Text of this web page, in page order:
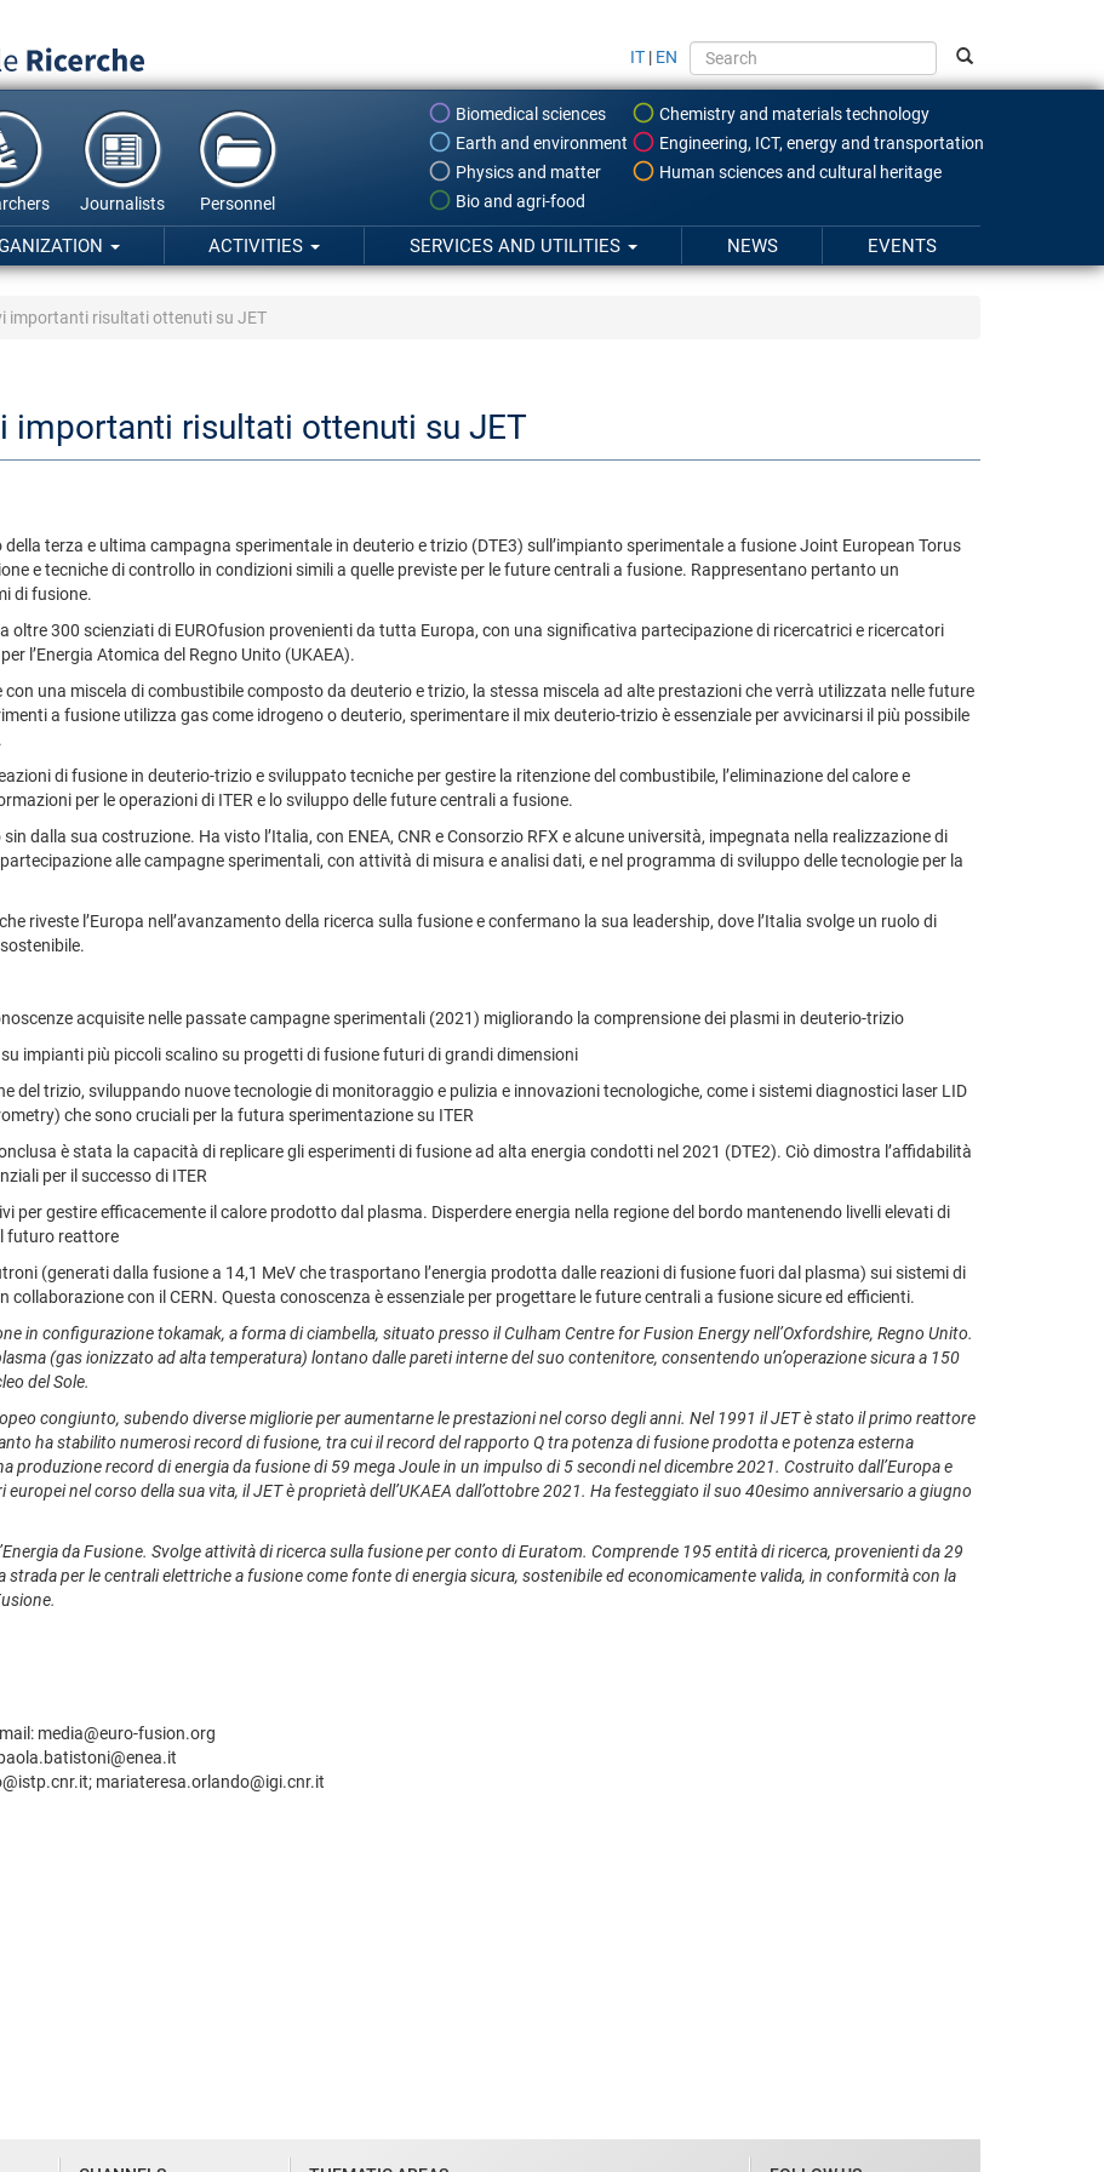
IT | EN
Biomedical sciences
Chemistry and materials technology
Earth and environment
Engineering, ICT, energy and transportation
Physics and matter
Human sciences and cultural heritage
Bio and agri-food
Journalists Personnel
ACTIVITIES SERVICES AND UTILITIES NEWS EVENTS
importanti risultati ottenuti su JET
importanti risultati ottenuti su JET
terza e ultima campagna sperimentale in deuterio e trizio (DTE3) sull’impianto sperimentale a fusione Joint European Torus
e tecniche di controllo in condizioni simili a quelle previste per le future centrali a fusione. Rappresentano pertanto un
di fusione.
oltre 300 scienziati di EUROfusion provenienti da tutta Europa, con una significativa partecipazione di ricercatrici e ricercatori
l’Energia Atomica del Regno Unito (UKAEA).
una miscela di combustibile composto da deuterio e trizio, la stessa miscela ad alte prestazioni che verrà utilizzata nelle future
a fusione utilizza gas come idrogeno o deuterio, sperimentare il mix deuterio-trizio è essenziale per avvicinarsi il più possibile
di fusione in deuterio-trizio e sviluppato tecniche per gestire la ritenzione del combustibile, l’eliminazione del calore e
per le operazioni di ITER e lo sviluppo delle future centrali a fusione.
dalla sua costruzione. Ha visto l’Italia, con ENEA, CNR e Consorzio RFX e alcune università, impegnata nella realizzazione di
alle campagne sperimentali, con attività di misura e analisi dati, e nel programma di sviluppo delle tecnologie per la
riveste l’Europa nell’avanzamento della ricerca sulla fusione e confermano la sua leadership, dove l’Italia svolge un ruolo di
acquisite nelle passate campagne sperimentali (2021) migliorando la comprensione dei plasmi in deuterio-trizio
impianti più piccoli scalino su progetti di fusione futuri di grandi dimensioni
del trizio, sviluppando nuove tecnologie di monitoraggio e pulizia e innovazioni tecnologiche, come i sistemi diagnostici laser LID
che sono cruciali per la futura sperimentazione su ITER
è stata la capacità di replicare gli esperimenti di fusione ad alta energia condotti nel 2021 (DTE2). Ciò dimostra l’affidabilità
per il successo di ITER
per gestire efficacemente il calore prodotto dal plasma. Disperdere energia nella regione del bordo mantenendo livelli elevati di
futuro reattore
(generati dalla fusione a 14,1 MeV che trasportano l’energia prodotta dalle reazioni di fusione fuori dal plasma) sui sistemi di
collaborazione con il CERN. Questa conoscenza è essenziale per progettare le future centrali a fusione sicure ed efficienti.
in configurazione tokamak, a forma di ciambella, situato presso il Culham Centre for Fusion Energy nell’Oxfordshire, Regno Unito.
(gas ionizzato ad alta temperatura) lontano dalle pareti interne del suo contenitore, consentendo un’operazione sicura a 150
del Sole.
congiunto, subendo diverse migliorie per aumentarne le prestazioni nel corso degli anni. Nel 1991 il JET è stato il primo reattore
ha stabilito numerosi record di fusione, tra cui il record del rapporto Q tra potenza di fusione prodotta e potenza esterna
produzione record di energia da fusione di 59 mega Joule in un impulso di 5 secondi nel dicembre 2021. Costruito dall’Europa e
nel corso della sua vita, il JET è proprietà dell’UKAEA dall’ottobre 2021. Ha festeggiato il suo 40esimo anniversario a giugno
da Fusione. Svolge attività di ricerca sulla fusione per conto di Euratom. Comprende 195 entità di ricerca, provenienti da 29
strada per le centrali elettriche a fusione come fonte di energia sicura, sostenibile ed economicamente valida, in conformità con la
media@euro-fusion.org
mariateresa.orlando@igi.cnr.it